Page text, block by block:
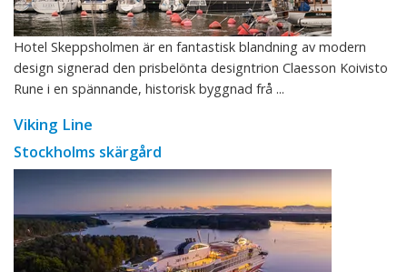
Hotel Skeppsholmen är en fantastisk blandning av modern
design signerad den prisbelönta designtrion Claesson Koivisto
Rune i en spännande, historisk byggnad frå ...
Viking Line
Stockholms skärgård